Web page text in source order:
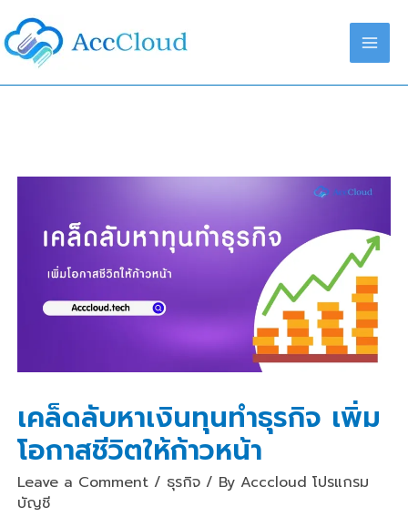
เคล็ดลับหาเงินทุนทำธุรกิจ เพิ่ม
โอกาสชีวิตให้ก้าวหน้า
Leave a Comment / ธุรกิจ/ By Acccloud โปรแกรม
บัญชี